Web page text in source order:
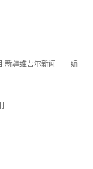
:新疆维吾尔新闻 编